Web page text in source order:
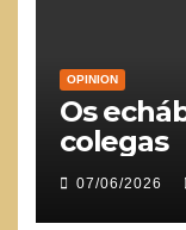
OPINION
Os
colegas
07/06/2026